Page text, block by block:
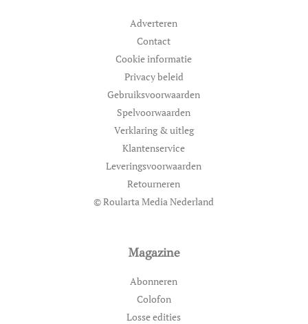
Adverteren
Contact
Cookie informatie
Privacy beleid
Gebruiksvoorwaarden
Spelvoorwaarden
Verklaring & uitleg
Klantenservice
Leveringsvoorwaarden
Retourneren
© Roularta Media Nederland
Magazine
Abonneren
Colofon
Losse edities